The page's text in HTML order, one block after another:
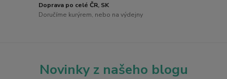
Doprava po celé ČR, SK
Doručíme kurýrem, nebo na výdejny
Novinky z našeho blogu